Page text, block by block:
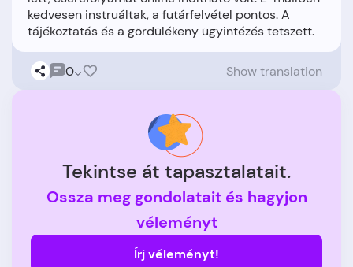
kedvesen instruáltak, a futárfelvétel pontos. A
0 Show translation
Tekintse át tapasztalatait.
Ossza meg gondolatait és hagyjon
véleményt
Írj véleményt!